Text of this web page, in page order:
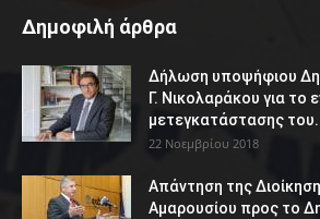
Δημοφιλή άρθρα
Δήλωση υποψήφιου
Γ. Νικολαράκου για το
μετεγκατάστασης
22 Νοεμβρίου 2018
Απάντηση της
Αμαρουσίου προς το